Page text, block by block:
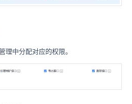
理中分配对应的权限。